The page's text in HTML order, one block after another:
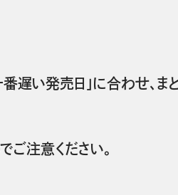
遅い発売日」に合わせ、ま
ご注意ください。